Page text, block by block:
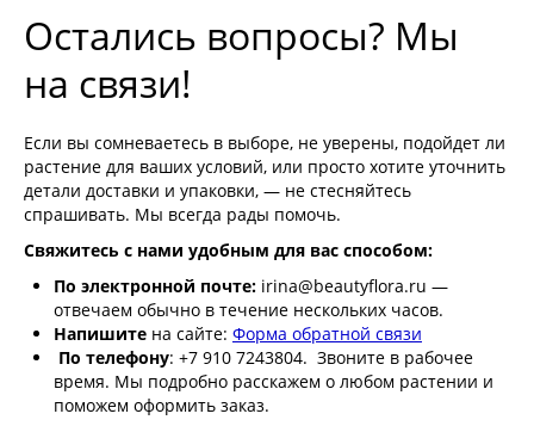
Остались вопросы? Мы
на связи!
Если вы сомневаетесь в выборе, не уверены, подойдет ли
растение для ваших условий, или просто хотите уточнить
детали доставки и упаковки, — не стесняйтесь
спрашивать. Мы всегда рады помочь.
Свяжитесь с нами удобным для вас способом:
По электронной почте: irina@beautyflora.ru —
отвечаем обычно в течение нескольких часов.
Напишите на сайте: Форма обратной связи
По телефону: +7 910 7243804. Звоните в рабочее
время. Мы подробно расскажем о любом растении и
поможем оформить заказ.